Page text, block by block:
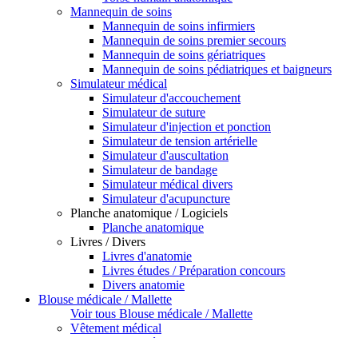
Mannequin de soins
Mannequin de soins infirmiers
Mannequin de soins premier secours
Mannequin de soins gériatriques
Mannequin de soins pédiatriques et baigneurs
Simulateur médical
Simulateur d'accouchement
Simulateur de suture
Simulateur d'injection et ponction
Simulateur de tension artérielle
Simulateur d'auscultation
Simulateur de bandage
Simulateur médical divers
Simulateur d'acupuncture
Planche anatomique / Logiciels
Planche anatomique
Livres / Divers
Livres d'anatomie
Livres études / Préparation concours
Divers anatomie
Blouse médicale / Mallette
Voir tous Blouse médicale / Mallette
Vêtement médical